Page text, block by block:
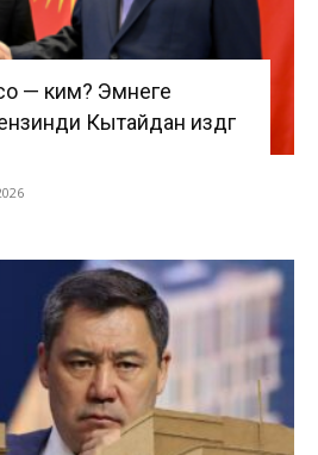
— ким? Эмнеге
Кытайдан издөөгө